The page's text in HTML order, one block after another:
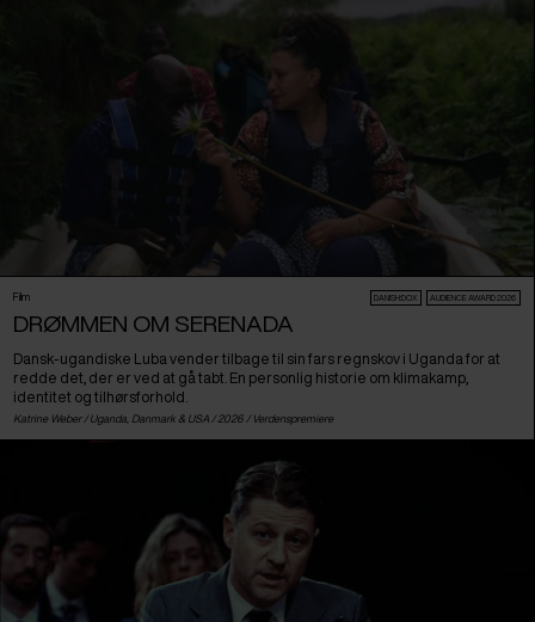
Film DANISH:DOX AUDIENCE AWARD 2026
DRØMMEN OM SERENADA
Dansk-ugandiske Luba vender tilbage til sin fars regnskov i Uganda for at
redde det, der er ved at gå tabt. En personlig historie om klimakamp,
identitet og tilhørsforhold.
Katrine Weber / Uganda Danmark & USA / 2026 / Verdenspremiere